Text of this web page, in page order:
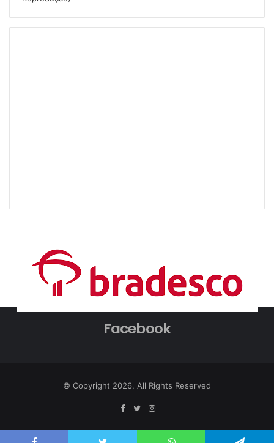
Facebook
© Copyright 2026, All Rights Reserved